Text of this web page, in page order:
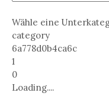
Wähle eine
category
6a778d0b4ca6c
1
0
Loading....